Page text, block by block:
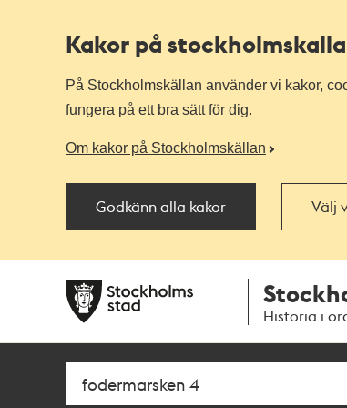
Kakor på
På Stockholmskällan använder vi kakor,
fungera på ett bra sätt för dig.
Om kakor på Stockholmskällan
Godkänn alla kakor Välj
navigationen
huvudinnehållet
Historia i
Sök